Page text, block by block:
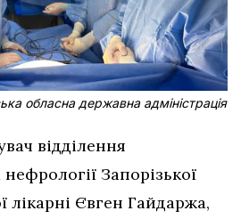
обласна державна адміністрація
відділення
Запорізької
лікарні Євген Гайдаржа,